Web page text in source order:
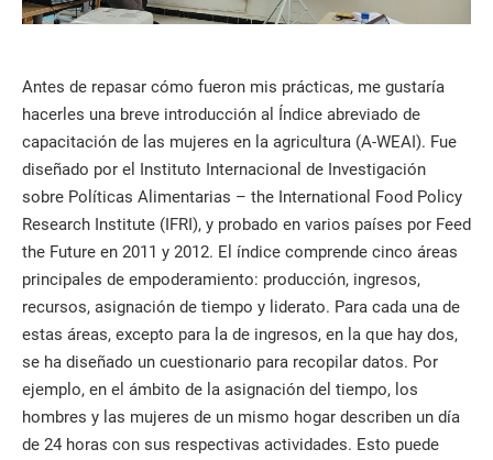
Antes de repasar cómo fueron mis prácticas, me gustaría
hacerles una breve introducción al Índice abreviado de
capacitación de las mujeres en la agricultura (A-WEAI). Fue
diseñado por el Instituto Internacional de Investigación
sobre Políticas Alimentarias – the International Food Policy
Research Institute (IFRI), y probado en varios países por Feed
the Future en 2011 y 2012. El índice comprende cinco áreas
principales de empoderamiento: producción, ingresos,
recursos, asignación de tiempo y liderato. Para cada una de
estas áreas, excepto para la de ingresos, en la que hay dos,
se ha diseñado un cuestionario para recopilar datos. Por
ejemplo, en el ámbito de la asignación del tiempo, los
hombres y las mujeres de un mismo hogar describen un día
de 24 horas con sus respectivas actividades. Esto puede